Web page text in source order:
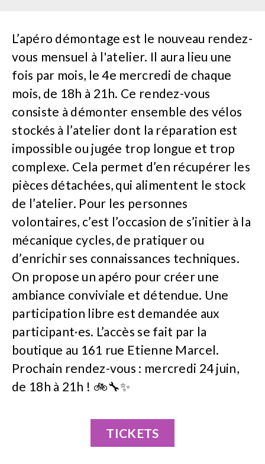
L’apéro démontage est le nouveau rendez-
vous mensuel à l'atelier. Il aura lieu une
fois par mois, le 4e mercredi de chaque
mois, de 18h à 21h. Ce rendez-vous
consiste à démonter ensemble des vélos
stockés à l’atelier dont la réparation est
impossible ou jugée trop longue et trop
complexe. Cela permet d’en récupérer les
pièces détachées, qui alimentent le stock
de l’atelier. Pour les personnes
volontaires, c’est l’occasion de s’initier à la
mécanique cycles, de pratiquer ou
d’enrichir ses connaissances techniques.
On propose un apéro pour créer une
ambiance conviviale et détendue. Une
participation libre est demandée aux
participant·es. L’accès se fait par la
boutique au 161 rue Etienne Marcel.
Prochain rendez-vous : mercredi 24 juin,
de 18h à 21h ! 🚲🔧✨
TICKETS